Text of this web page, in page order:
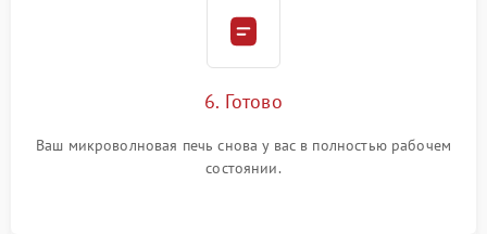
6. Готово
Ваш микроволновая печь снова у вас в полностью рабочем
состоянии.